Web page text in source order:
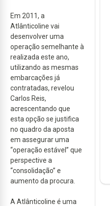
Em 2011, a
Atlânticoline vai
desenvolver uma
operação semelhante à
realizada este ano,
utilizando as mesmas
embarcações já
contratadas, revelou
Carlos Reis,
acrescentando que
esta opção se justifica
no quadro da aposta
em assegurar uma
“operação estável” que
perspective a
“consolidação” e
aumento da procura.
A Atlânticoline é uma